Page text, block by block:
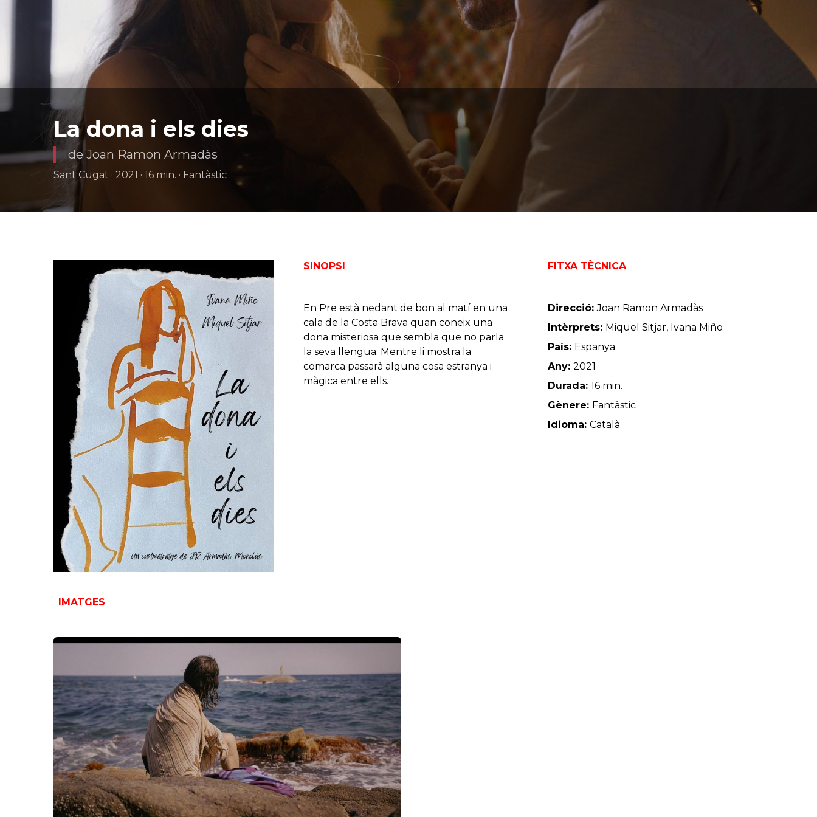
La dona i els dies
de Joan Ramon Armadàs
Sant Cugat · 2021 · 16 min. · Fantàstic
SINOPSI
En Pre està nedant de bon al matí en una
cala de la Costa Brava quan coneix una
dona misteriosa que sembla que no parla
la seva llengua. Mentre li mostra la
comarca passarà alguna cosa estranya i
màgica entre ells.
FITXA TÈCNICA
Direcció:Joan Ramon Armadàs
Intèrprets: Miquel Sitjar, Ivana Miño
País: Espanya
Any:2021
Durada:16 min.
Gènere: Fantàstic
Idioma:Català
IMATGES